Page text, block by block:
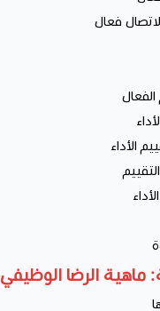
فعال
الأداء
ماهية الرضا الوظيفي